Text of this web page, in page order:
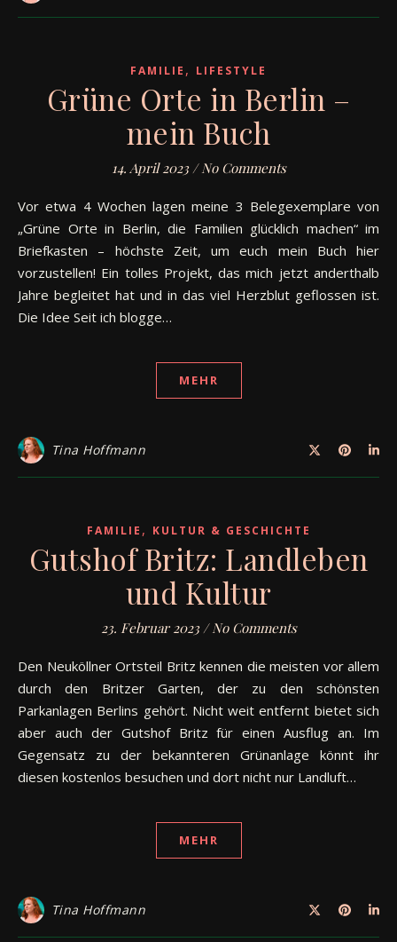
FAMILIE , LIFESTYLE
Grüne Orte in Berlin –
mein Buch
14. April 2023 / No Comments
Vor etwa 4 Wochen lagen meine 3 Belegexemplare von
„Grüne Orte in Berlin, die Familien glücklich machen“ im
Briefkasten – höchste Zeit, um euch mein Buch hier
vorzustellen! Ein tolles Projekt, das mich jetzt anderthalb
Jahre begleitet hat und in das viel Herzblut geflossen ist.
Die Idee Seit ich blogge…
MEHR
Tina Hoffmann
FAMILIE , KULTUR & GESCHICHTE
Gutshof Britz: Landleben
und Kultur
23. Februar 2023 / No Comments
Den Neuköllner Ortsteil Britz kennen die meisten vor allem
durch den Britzer Garten, der zu den schönsten
Parkanlagen Berlins gehört. Nicht weit entfernt bietet sich
aber auch der Gutshof Britz für einen Ausflug an. Im
Gegensatz zu der bekannteren Grünanlage könnt ihr
diesen kostenlos besuchen und dort nicht nur Landluft…
MEHR
Tina Hoffmann